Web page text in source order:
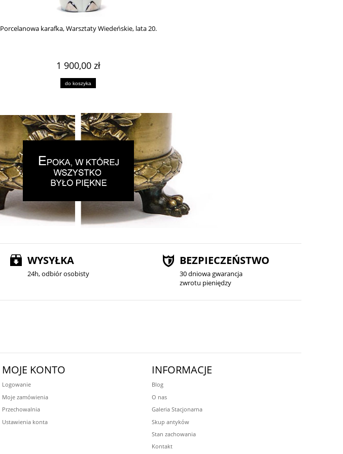
Porcelanowa karafka, Warsztaty Wiedeńskie, lata 20.
1 900,00 zł
do koszyka
WYSYŁKA
24h, odbiór osobisty
BEZPIECZEŃSTWO
30 dniowa gwarancja
zwrotu pieniędzy
MOJE KONTO
Logowanie
Moje zamówienia
Przechowalnia
Ustawienia konta
INFORMACJE
Blog
O nas
Galeria Stacjonarna
Skup antyków
Stan zachowania
Kontakt